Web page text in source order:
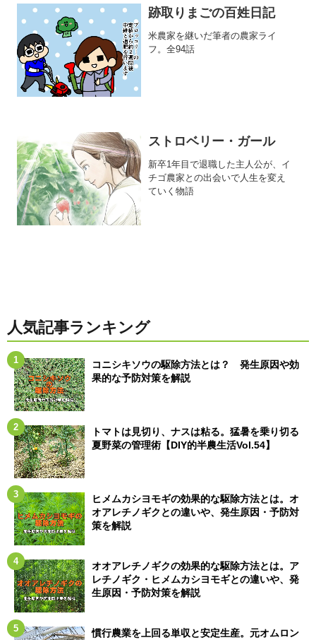
跡取りまごの百姓日記
米農家を継いだ筆者の農家ライ
フ。全94話
ストロベリー・ガール
新卒1年目で退職した主人公が、イ
チゴ農家との出会いで人生を変え
ていく物語
人気記事ランキング
コニシキソウの駆除方法とは？ 発生原因や効
果的な予防対策を解説
トマトは見切り、ナスは粘る。猛暑を乗り切る
夏野菜の管理術【DIY的半農生活Vol.54】
ヒメムカシヨモギの効果的な駆除方法とは。オ
オアレチノギクとの違いや、発生原因・予防対
策を解説
オオアレチノギクの効果的な駆除方法とは。ア
レチノギク・ヒメムカシヨモギとの違いや、発
生原因・予防対策を解説
慣行農業を上回る単収と安定生産。元オムロン